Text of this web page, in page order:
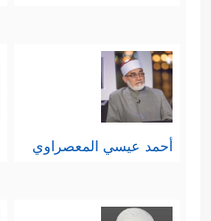
أحمد عيسي المعصراوي